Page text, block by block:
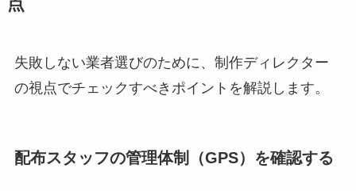
点
失敗しない業者選びのために、制作ディレクター
の視点でチェックすべきポイントを解説します。
配布スタッフの管理体制（GPS）を確認する